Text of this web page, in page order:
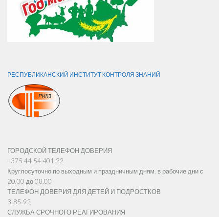
РЕСПУБЛИКАНСКИЙ ИНСТИТУТ КОНТРОЛЯ ЗНАНИЙ
ГОРОДСКОЙ ТЕЛЕФОН ДОВЕРИЯ
+375 44 54 401 22
Круглосуточно по выходным и праздничным дням, в рабочие дни с
20.00 до 08.00
ТЕЛЕФОН ДОВЕРИЯ ДЛЯ ДЕТЕЙ И ПОДРОСТКОВ
3-85-92
СЛУЖБА СРОЧНОГО РЕАГИРОВАНИЯ